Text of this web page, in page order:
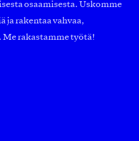
osaamisesta. Uskomme
ja rakentaa vahvaa,
rakastamme työtä!